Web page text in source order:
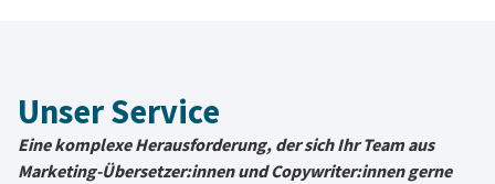
Unser Service
Eine komplexe Herausforderung, der sich Ihr Team aus
Marketing-Übersetzer:innen und Copywriter:innen gerne